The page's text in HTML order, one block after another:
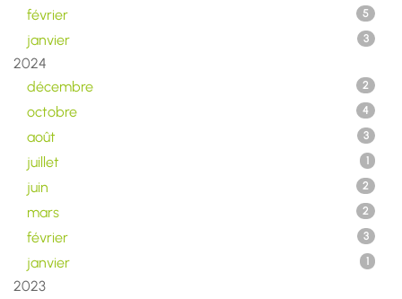
février 5
janvier 3
2024
décembre
2
octobre 4
août 3
juillet 1
juin 2
mars 2
février 3
janvier 1
2023